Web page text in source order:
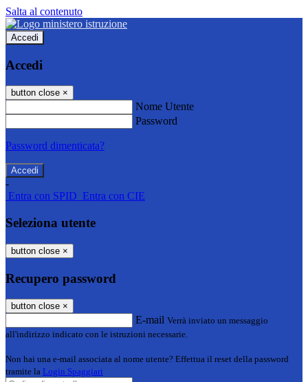
Salta al contenuto
Accedi
Accedi
button close ×
Nome Utente
Password
Password dimenticata?
-
Entra con SPID Entra con CIE
Seleziona utente
button close ×
Recupero password
button close ×
E-mail Verrà inviato un messaggio
all'indirizzo indicato con le istruzioni necessarie.
Non hai una e-mail associata al nome utente? Effettua il reset della password
tramite la Login Spaggiari